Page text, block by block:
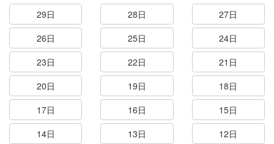
29日 28日
27日
26日
25日
24日
23日
22日
21日
20日
19日
18日
17日
16日
15日
14日
13日
12日